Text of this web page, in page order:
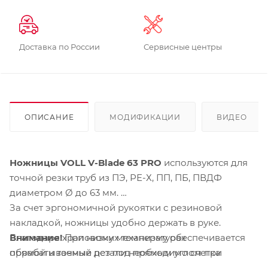
Доставка по России Сервисные центры
ОПИСАНИЕ МОДИФИКАЦИИ ВИДЕО
Ножницы VOLL V-Blade 63 PRO используются для
точной резки труб из ПЭ, РЕ-Х, ПП, ПБ, ПВДФ
диаметром Ø до 63 мм.
За счет эргономичной рукоятки с резиновой
накладкой, ножницы удобно держать в руке.
Благодаря храповому механизму обеспечивается
прямой и точный рез под прямым углом при
Внимание!При низких температурах
обрабатываемые детали необходимо слегка